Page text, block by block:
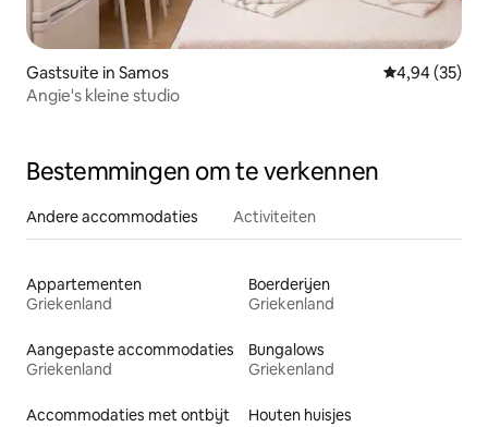
Gastsuite in Samos Gemiddelde
4,94 (35)
Angie's kleine studio
Bestemmingen om te verkennen
Andere accommodaties Activiteiten
Appartementen
Griekenland
Boerderijen
Griekenland
Aangepaste accommodaties
Griekenland
Bungalows
Griekenland
Accommodaties met ontbijt
Houten huisjes